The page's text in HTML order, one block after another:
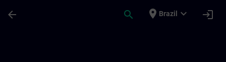
arrow_back search place Brazil expand_more login